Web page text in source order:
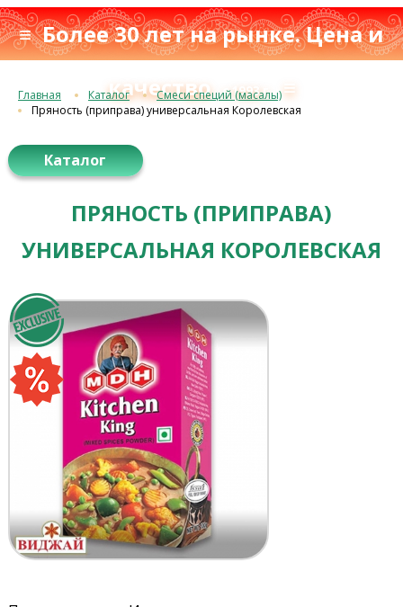
≡ Более 30 лет на рынке. Цена и
качествос 1993 г.≡
Главная Каталог
Смеси специй (масалы)
Пряность (приправа) универсальная Королевская
Каталог
ПРЯНОСТЬ (ПРИПРАВА)
УНИВЕРСАЛЬНАЯ КОРОЛЕВСКАЯ